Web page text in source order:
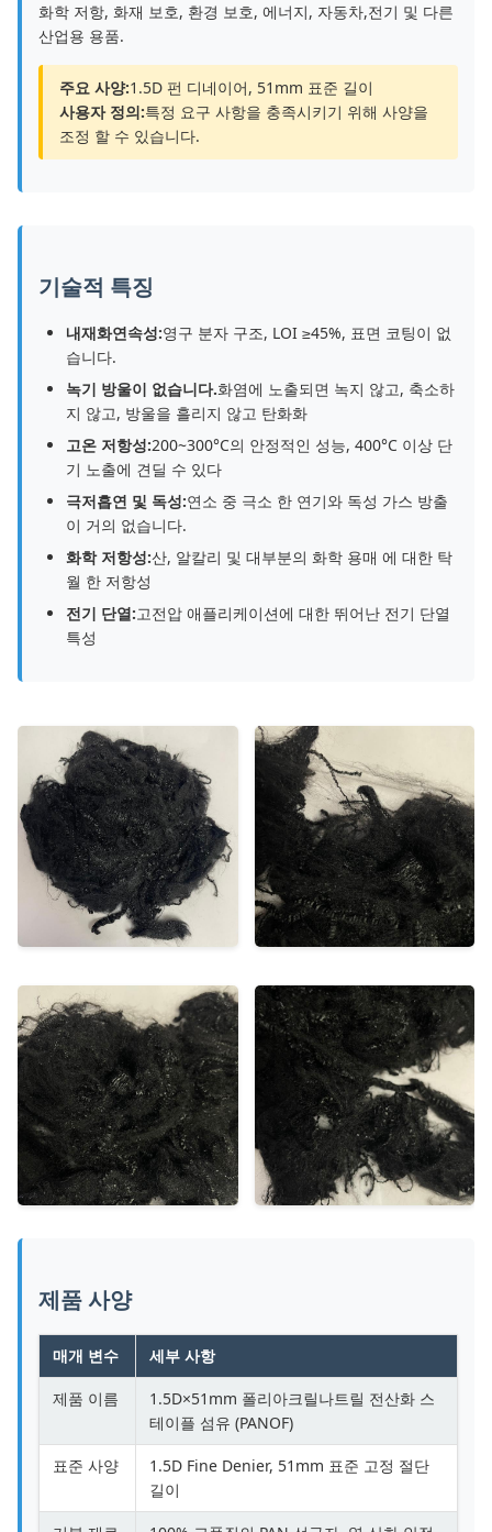
화학 저항, 화재 보호, 환경 보호, 에너지, 자동차,전기 및 다른
산업용 용품.
주요 사양:1.5D 펀 디네이어, 51mm 표준 길이
사용자 정의:특정 요구 사항을 충족시키기 위해 사양을
조정 할 수 있습니다.
기술적 특징
내재화연속성:영구 분자 구조, LOI ≥45%, 표면 코팅이 없
습니다.
녹기 방울이 없습니다.화염에 노출되면 녹지 않고, 축소하
지 않고, 방울을 흘리지 않고 탄화화
고온 저항성:200~300°C의 안정적인 성능, 400°C 이상 단
기 노출에 견딜 수 있다
극저흡연 및 독성:연소 중 극소 한 연기와 독성 가스 방출
이 거의 없습니다.
화학 저항성:산, 알칼리 및 대부분의 화학 용매 에 대한 탁
월 한 저항성
전기 단열:고전압 애플리케이션에 대한 뛰어난 전기 단열
특성
제품 사양
매개 변수 세부 사항
제품 이름
1.5D×51mm 폴리아크릴나트릴 전산화 스
테이플 섬유 (PANOF)
표준 사양
1.5D Fine Denier, 51mm 표준 고정 절단
길이